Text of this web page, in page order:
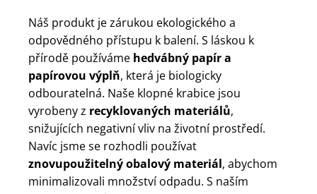
Náš produkt je zárukou ekologického a
odpovědného přístupu k balení. S láskou k
přírodě používáme hedvábný papír a
papírovou výplň, která je biologicky
odbouratelná. Naše klopné krabice jsou
vyrobeny z recyklovaných materiálů,
snižujících negativní vliv na životní prostředí.
Navíc jsme se rozhodli používat
znovupoužitelný obalový materiál, abychom
minimalizovali množství odpadu. S naším